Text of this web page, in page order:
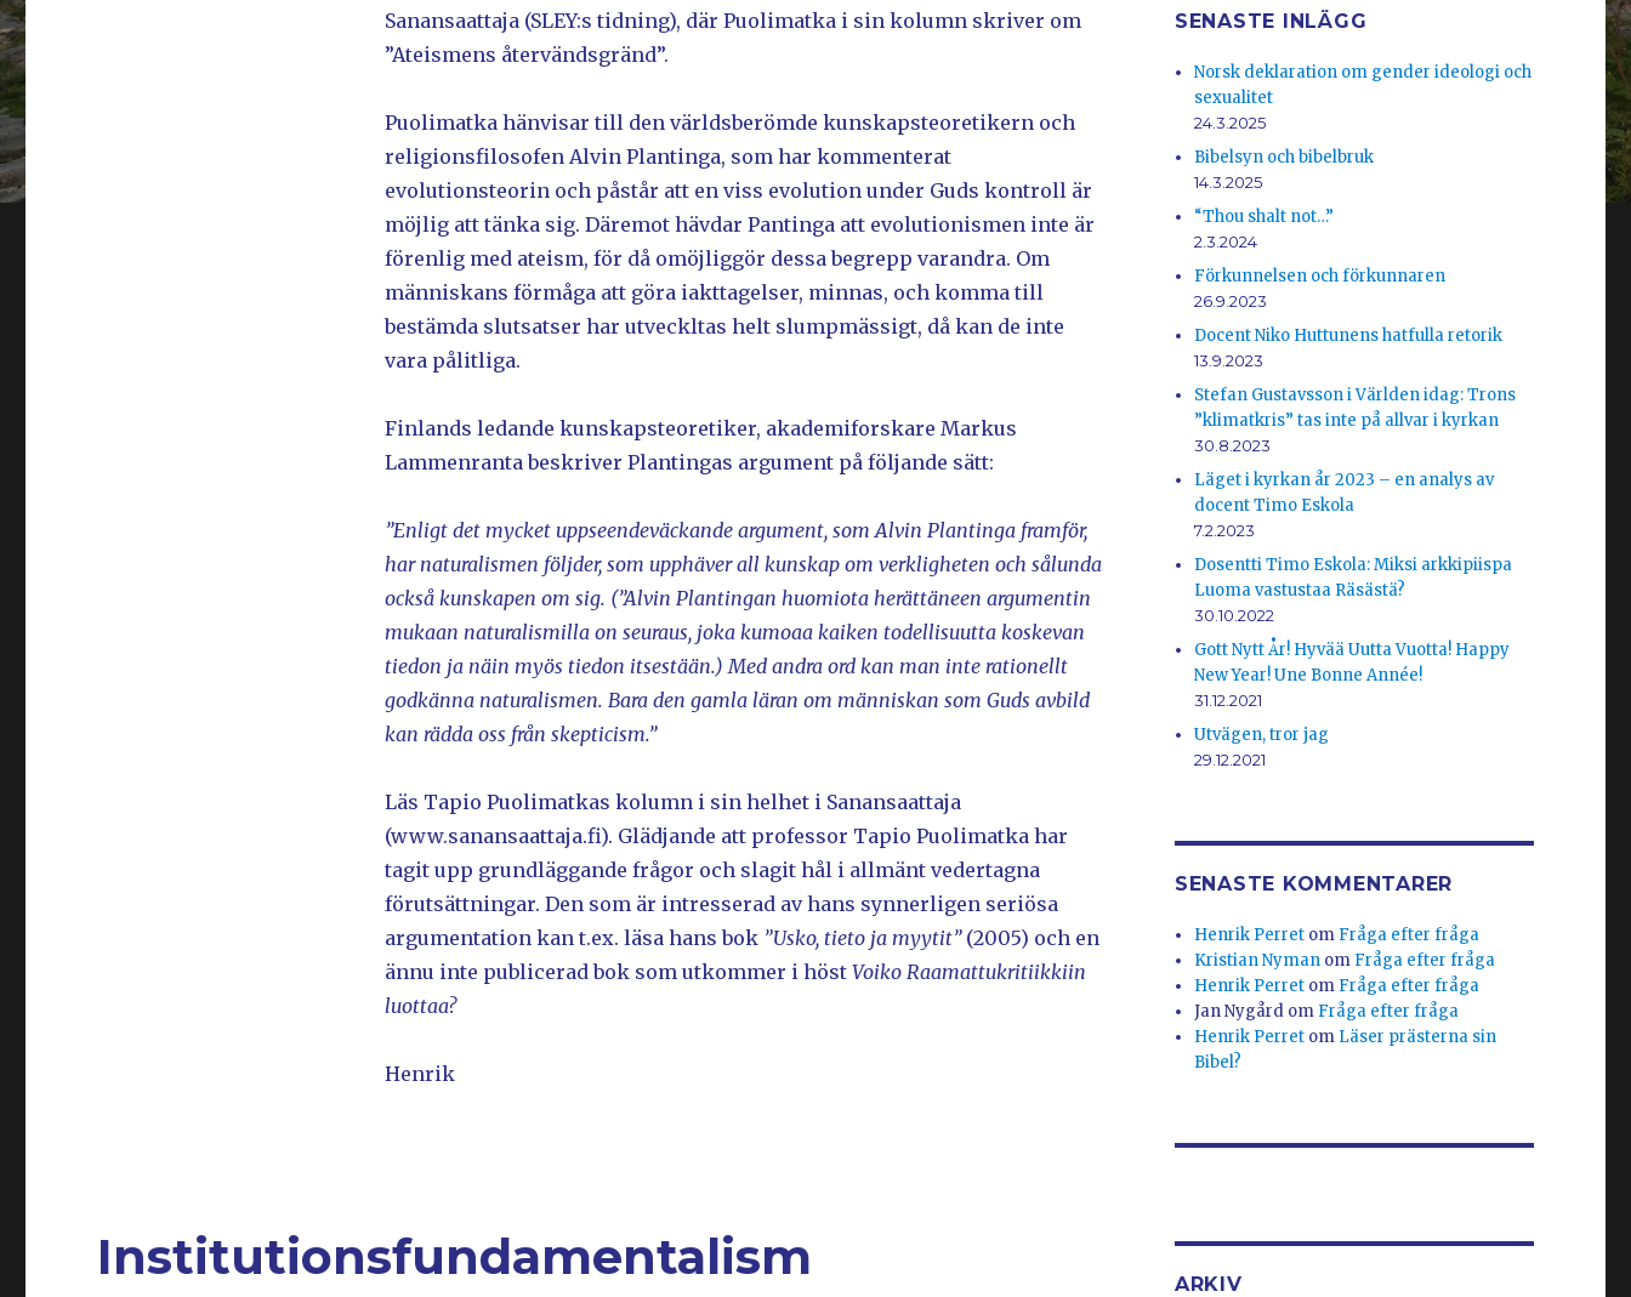
Sanansaattaja (SLEY:s tidning), där Puolimatka i sin kolumn skriver om
”Ateismens återvändsgränd”.
Puolimatka hänvisar till den världsberömde kunskapsteoretikern och
religionsfilosofen Alvin Plantinga, som har kommenterat
evolutionsteorin och påstår att en viss evolution under Guds kontroll är
möjlig att tänka sig. Däremot hävdar Pantinga att evolutionismen inte är
förenlig med ateism, för då omöjliggör dessa begrepp varandra. Om
människans förmåga att göra iakttagelser, minnas, och komma till
bestämda slutsatser har utveckltas helt slumpmässigt, då kan de inte
vara pålitliga.
Finlands ledande kunskapsteoretiker, akademiforskare Markus
Lammenranta beskriver Plantingas argument på följande sätt:
”Enligt det mycket uppseendeväckande argument, som Alvin Plantinga framför,
har naturalismen följder, som upphäver all kunskap om verkligheten och sålunda
också kunskapen om sig. (”Alvin Plantingan huomiota herättäneen argumentin
mukaan naturalismilla on seuraus, joka kumoaa kaiken todellisuutta koskevan
tiedon ja näin myös tiedon itsestään.) Med andra ord kan man inte rationellt
godkänna naturalismen. Bara den gamla läran om människan som Guds avbild
kan rädda oss från skepticism.”
Läs Tapio Puolimatkas kolumn i sin helhet i Sanansaattaja
(www.sanansaattaja.fi). Glädjande att professor Tapio Puolimatka har
tagit upp grundläggande frågor och slagit hål i allmänt vedertagna
förutsättningar. Den som är intresserad av hans synnerligen seriösa
argumentation kan t.ex. läsa hans bok ”Usko, tieto ja myytit”(2005) och en
ännu inte publicerad bok som utkommer i höst Voiko Raamattukritiikkiin
luottaa?
Henrik
Institutionsfundamentalism
SENASTE INLÄGG
Norsk deklaration om gender ideologi och
sexualitet
24.3.2025
Bibelsyn och bibelbruk
14.3.2025
“Thou shalt not…”
2.3.2024
Förkunnelsen och förkunnaren
26.9.2023
Docent Niko Huttunens hatfulla retorik
13.9.2023
Stefan Gustavsson i Världen idag: Trons
”klimatkris” tas inte på allvar i kyrkan
30.8.2023
Läget i kyrkan år 2023 – en analys av
docent Timo Eskola
7.2.2023
Dosentti Timo Eskola: Miksi arkkipiispa
Luoma vastustaa Räsästä?
30.10.2022
Gott Nytt År! Hyvää Uutta Vuotta! Happy
New Year! Une Bonne Année!
31.12.2021
Utvägen, tror jag
29.12.2021
SENASTE KOMMENTARER
Henrik Perret om Fråga efter fråga
Kristian Nyman om Fråga efter fråga
Henrik Perret om Fråga efter fråga
Jan Nygård om Fråga efter fråga
Henrik Perret om Läser prästerna sin
Bibel?
ARKIV